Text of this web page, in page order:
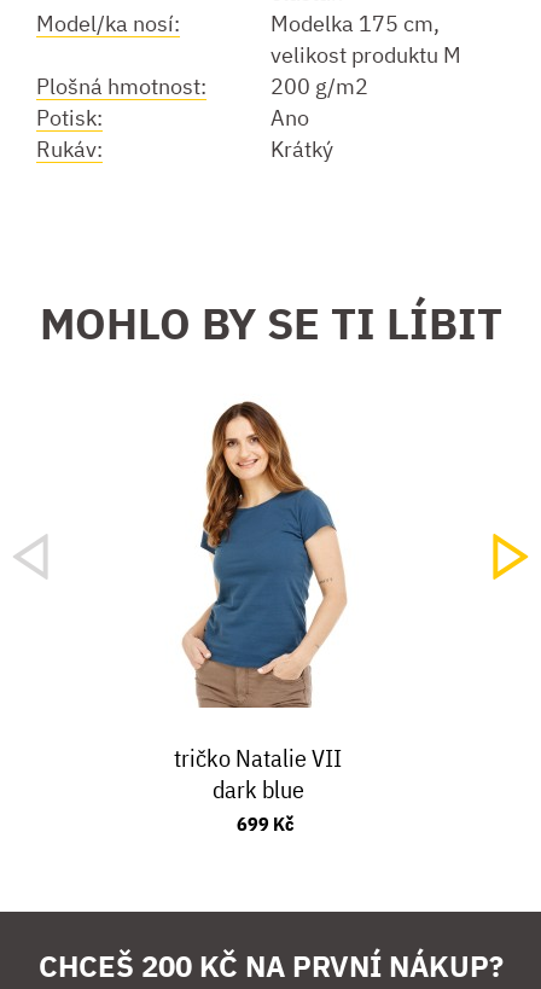
Model/ka nosí:
Modelka 175 cm,
velikost produktu M
Plošná hmotnost:
200 g/m2
Potisk:
Ano
Rukáv:
Krátký
MOHLO BY SE TI LÍBIT
tričko Natalie VII
dark blue
699 Kč
CHCEŠ 200 KČ NA PRVNÍ NÁKUP?